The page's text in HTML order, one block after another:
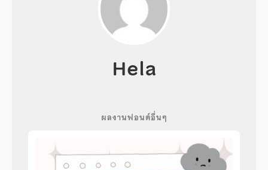
Hela
ผลงานฟอนต์อื่นๆ